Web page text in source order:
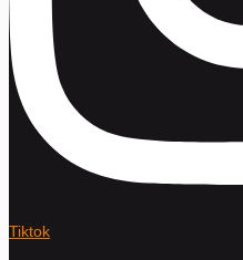
Tiktok